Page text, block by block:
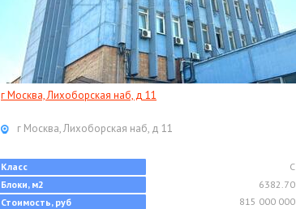
г Москва, Лихоборская наб, д 11
г Москва, Лихоборская наб, д 11
Класс
C
Блоки, м2
6382.70
Стоимость, руб
815 000 000